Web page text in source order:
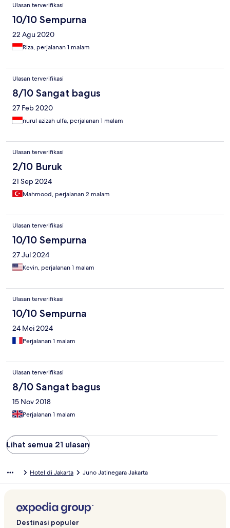
Ulasan terverifikasi
10/10 Sempurna
22 Agu 2020
Riza, perjalanan 1 malam
Ulasan terverifikasi
8/10 Sangat bagus
27 Feb 2020
nurul azizah ulfa, perjalanan 1 malam
Ulasan terverifikasi
2/10 Buruk
21 Sep 2024
Mahmood, perjalanan 2 malam
Ulasan terverifikasi
10/10 Sempurna
27 Jul 2024
Kevin, perjalanan 1 malam
Ulasan terverifikasi
10/10 Sempurna
24 Mei 2024
Perjalanan 1 malam
Ulasan terverifikasi
8/10 Sangat bagus
15 Nov 2018
Perjalanan 1 malam
Lihat semua 21 ulasan
Hotel di Jakarta Juno Jatinegara Jakarta
Destinasi populer